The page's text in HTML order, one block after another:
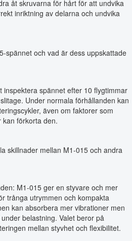
åt skruvarna för hårt för att undvika
inriktning av delarna och undvika
spännet och vad är dess uppskattade
inspektera spännet efter 10 flygtimmar
Under normala förhållanden kan
även om faktorer som
förkorta den.
skillnader mellan M1-015 och andra
M1-015 ger en styvare och mer
trånga utrymmen och kompakta
kan absorbera mer vibrationer men
belastning. Valet beror på
mellan styvhet och flexibilitet.